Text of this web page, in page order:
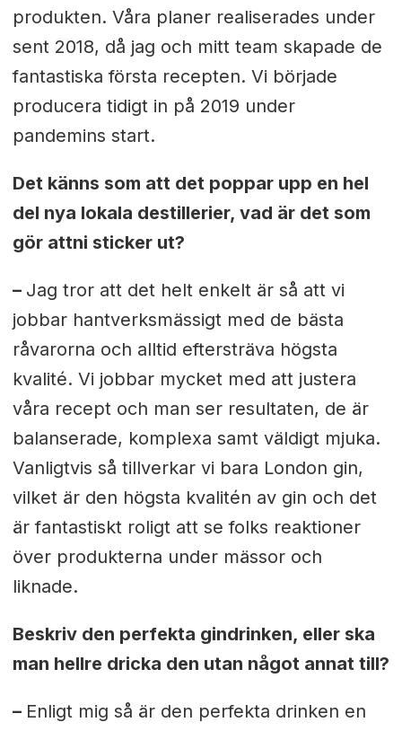
produkten. Våra planer realiserades under
sent 2018, då jag och mitt team skapade de
fantastiska första recepten. Vi började
producera tidigt in på 2019 under
pandemins start.
Det känns som att det poppar upp en hel
del nya lokala destillerier, vad är det som
gör attni sticker ut?
– Jag tror att det helt enkelt är så att vi
jobbar hantverksmässigt med de bästa
råvarorna och alltid eftersträva högsta
kvalité. Vi jobbar mycket med att justera
våra recept och man ser resultaten, de är
balanserade, komplexa samt väldigt mjuka.
Vanligtvis så tillverkar vi bara London gin,
vilket är den högsta kvalitén av gin och det
är fantastiskt roligt att se folks reaktioner
över produkterna under mässor och
liknade.
Beskriv den perfekta gindrinken, eller ska
man hellre dricka den utan något annat till?
– Enligt mig så är den perfekta drinken en